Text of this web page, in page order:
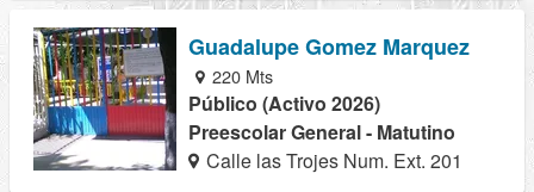
Guadalupe Gomez Marquez
220 Mts
Público (Activo 2026)
Preescolar General - Matutino
Calle las Trojes Num. Ext. 201